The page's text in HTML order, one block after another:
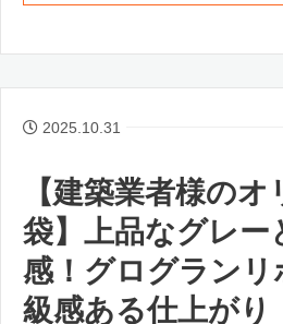
2025.10.31
【建築業者様の
袋】上品なグレー
感！グログランリ
級感ある仕上がり